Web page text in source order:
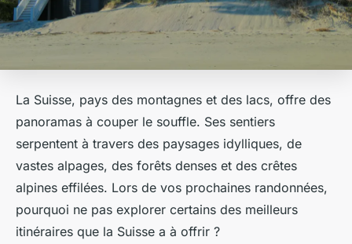
La Suisse, pays des montagnes et des lacs, offre des
panoramas à couper le souffle. Ses sentiers
serpentent à travers des paysages idylliques, de
vastes alpages, des forêts denses et des crêtes
alpines effilées. Lors de vos prochaines randonnées,
pourquoi ne pas explorer certains des meilleurs
itinéraires que la Suisse a à offrir ?